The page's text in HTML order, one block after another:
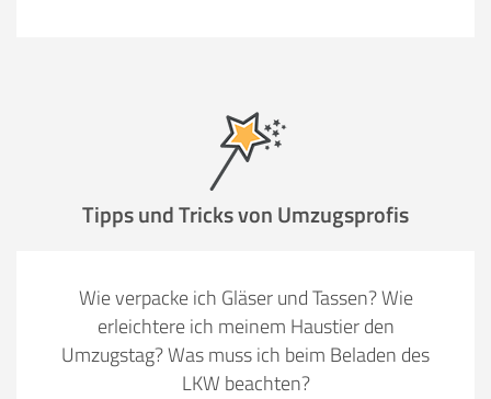
Tipps und Tricks von Umzugsprofis
Wie verpacke ich Gläser und Tassen? Wie
erleichtere ich meinem Haustier den
Umzugstag? Was muss ich beim Beladen des
LKW beachten?